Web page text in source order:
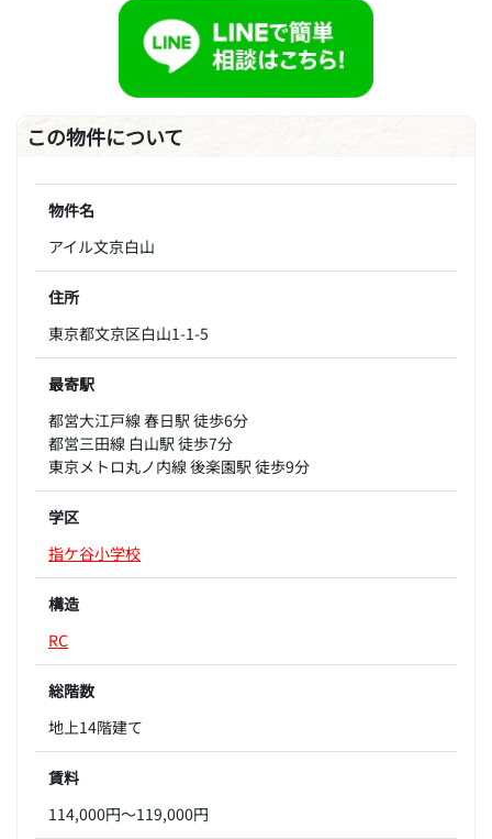
この物件について
物件名
アイル文京白山
住所
東京都文京区白山1-1-5
最寄駅
都営大江戸線 春日駅 徒歩6分
都営三田線 白山駅 徒歩7分
東京メトロ丸ノ内線 後楽園駅 徒歩9分
学区
指ケ谷小学校
構造
RC
総階数
地上14階建て
賃料
114,000円～119,000円